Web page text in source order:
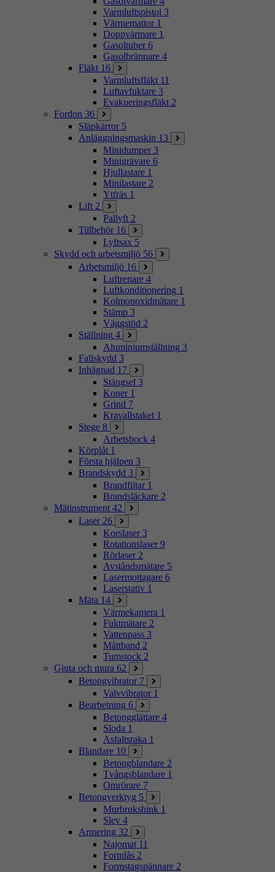
Varmluftspistol 3
Värmemattor 1
Doppvärmare 1
Gasoltuber 6
Gasolbrännare 4
Fläkt 16
Varmluftsfläkt 11
Luftavfuktare 3
Evakueringsfläkt 2
Fordon 36
Släpkärror 5
Anläggningsmaskin 13
Minidumper 3
Minigrävare 6
Hjullastare 1
Minilastare 2
Ytfräs 1
Lift 2
Pallyft 2
Tillbehör 16
Lyftsax 5
Skydd och arbetsmiljö 56
Arbetsmiljö 16
Luftrenare 4
Luftkonditionering 1
Kolmonoxidmätare 1
Stämp 3
Väggstöd 2
Ställning 4
Aluminiumställning 3
Fallskydd 3
Inhägnad 17
Stängsel 3
Koner 1
Grind 7
Kravallstaket 1
Stege 8
Arbetsbock 4
Körplåt 1
Första hjälpen 3
Brandskydd 3
Brandfiltar 1
Brandsläckare 2
Mätinstrument 42
Laser 26
Korslaser 3
Rotationslaser 9
Rörlaser 2
Avståndsmätare 5
Lasermottagare 6
Laserstativ 1
Mäta 14
Värmekamera 1
Fuktmätare 2
Vattenpass 3
Måttband 2
Tumstock 2
Gjuta och mura 62
Betongvibrator 7
Valvvibrator 1
Bearbetning 6
Betongglättare 4
Sloda 1
Asfaltsraka 1
Blandare 10
Betongblandare 2
Tvångsblandare 1
Omrörare 7
Betongverktyg 5
Murbrukshink 1
Slev 4
Armering 32
Najomat 11
Formlås 2
Formstagspännare 2